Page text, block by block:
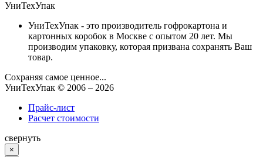
УниТехУпак
УниТехУпак - это производитель гофрокартона и
картонных коробок в Москве с опытом 20 лет. Мы
производим упаковку, которая призвана сохранять Ваш
товар.
Сохраняя самое ценное...
УниТехУпак © 2006 – 2026
Прайс-лист
Расчет стоимости
свернуть
×